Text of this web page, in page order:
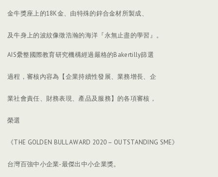
金牛獎座上的18K金、由特殊的鋅合金材所製成、
及牛身上的波紋像徵浩瀚的海洋『永無止盡的學習』。
AIS纍整國際教育研究機構經過嚴格的Bakertilly篩選
過程，審核內容為【企業持續性發展、業務增長、企
業社會責任、財務表現、產品及服務】的各項審核，
榮選
《THE GOLDEN BULL AWARD 2020 – OUTSTANDING SME》
台灣百強中小企業-最傑出中小企業獎。